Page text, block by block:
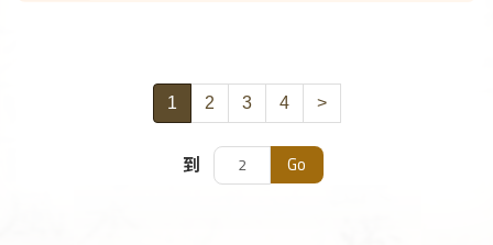
1 2 3 4 >
到 Go